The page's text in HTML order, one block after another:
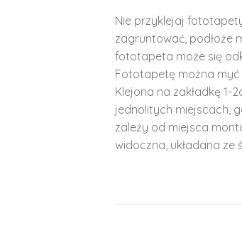
Nie przyklejaj
zagruntować, podłoże
fototapeta może się
Fototapetę można
Klejona na zakładkę 1-
jednolitych miejscach,
zależy od miejsca
widoczna, układana ze